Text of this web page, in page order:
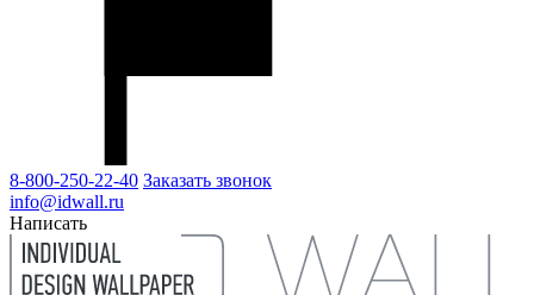
8-800-250-22-40 Заказать звонок
info@idwall.ru
Написать